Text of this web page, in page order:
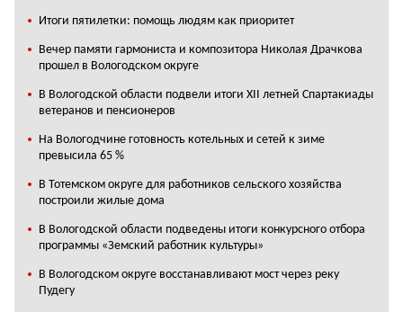
Итоги пятилетки: помощь людям как приоритет
Вечер памяти гармониста и композитора Николая Драчкова
прошел в Вологодском округе
В Вологодской области подвели итоги XII летней Спартакиады
ветеранов и пенсионеров
На Вологодчине готовность котельных и сетей к зиме
превысила 65 %
В Тотемском округе для работников сельского хозяйства
построили жилые дома
В Вологодской области подведены итоги конкурсного отбора
программы «Земский работник культуры»
В Вологодском округе восстанавливают мост через реку
Пудегу